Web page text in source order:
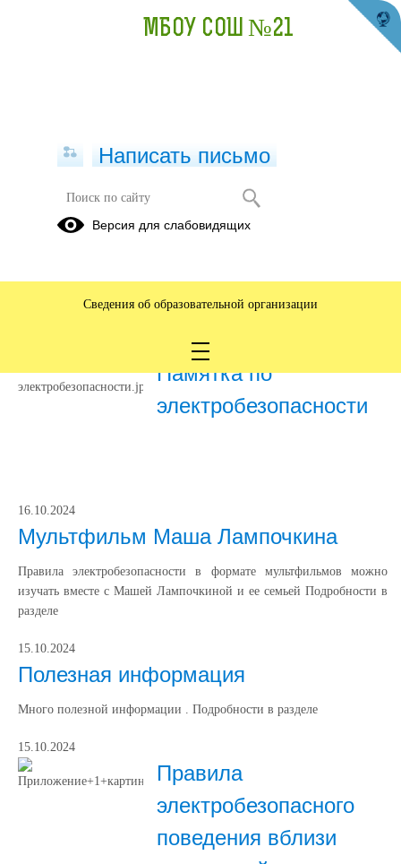
Правила по электробезопасности
Памятка по
электробезопасности
16.10.2024
Мультфильм Маша Лампочкина
Правила электробезопасности в формате мультфильмов можно
изучать вместе с Машей Лампочкиной и ее семьей Подробности в
разделе
15.10.2024
Полезная информация
Много полезной информации . Подробности в разделе
15.10.2024
Правила
электробезопасного
поведения вблизи
МБОУ СОШ №21
Написать письмо
Версия для слабовидящих
Сведения об образовательной организации